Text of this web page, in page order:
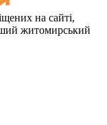
на сайті,
житомирський